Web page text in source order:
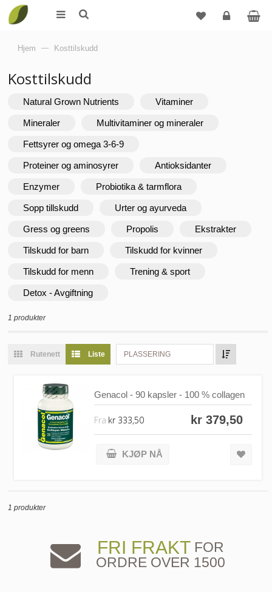
Hjem — Kosttilskudd
Kosttilskudd
Natural Grown Nutrients Vitaminer
Mineraler Multivitaminer og mineraler
Fettsyrer og omega 3-6-9
Proteiner og aminosyrer Antioksidanter
Enzymer Probiotika & tarmflora
Sopp tillskudd Urter og ayurveda
Gress og greens Propolis Ekstrakter
Tilskudd for barn Tilskudd for kvinner
Tilskudd for menn Trening & sport
Detox - Avgiftning
1 produkter
Rutenett Liste PLASSERING
Genacol - 90 kapsler - 100 % collagen
kr 379,50
Fra kr 333,50
KJØP NÅ
1 produkter
FRI FRAKTFOR
ORDRE OVER 1500